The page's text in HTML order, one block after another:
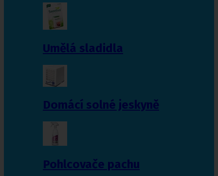
Umělá sladidla
Domácí solné jeskyně
Pohlcovače pachu